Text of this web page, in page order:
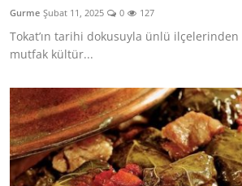
Gurme Şubat 11, 2025 0 127
Tokat’ın tarihi dokusuyla ünlü
mutfak kültür...